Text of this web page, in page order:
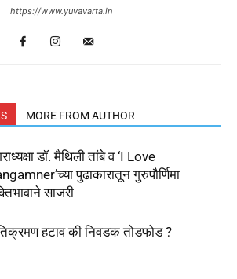
https://www.yuvavarta.in
MORE FROM AUTHOR
डॉ. मैथिली तांबे व ‘I Love
पुढाकारातून गुरुपौर्णिमा
साजरी
हटाव की निवडक तोडफोड ?